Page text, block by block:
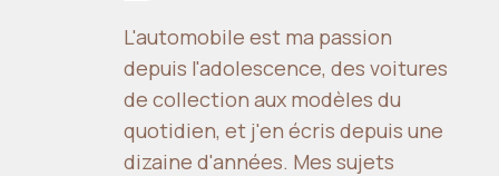
L'automobile est ma passion
depuis l'adolescence, des voitures
de collection aux modèles du
quotidien, et j'en écris depuis une
dizaine d'années. Mes sujets